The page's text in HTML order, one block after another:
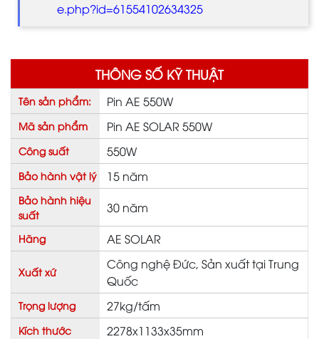
e.php?id=61554102634325
THÔNG SỐ KỸ THUẬT
Tên sản phẩm: Pin AE 550W
Mã sản phẩm Pin AE SOLAR 550W
Công suất 550W
Bảo hành vật lý 15 năm
Bảo hành hiệu
suất
30 năm
Hãng AE SOLAR
Xuất xứ
Công nghệ Đức, Sản xuất tại Trung
Quốc
Trọng lượng 27kg/tấm
Kích thước 2278x1133x35mm